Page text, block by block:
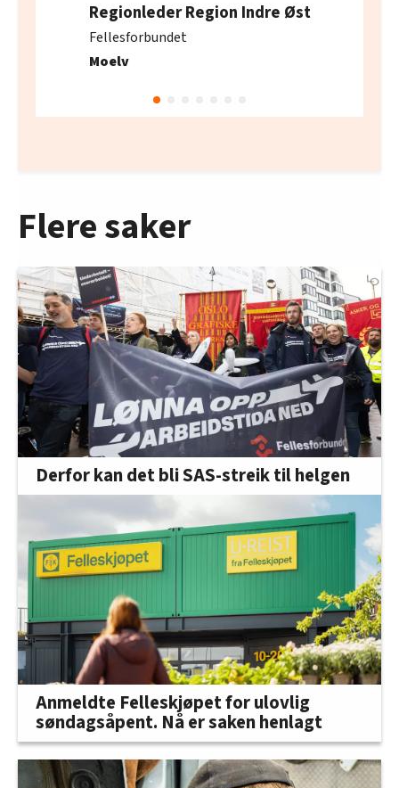
Regionleder Region Indre Øst
Fellesforbundet
Moelv
Flere saker
Derfor kan det bli SAS-streik til helgen
Anmeldte Felleskjøpet for ulovlig
søndagsåpent. Nå er saken henlagt